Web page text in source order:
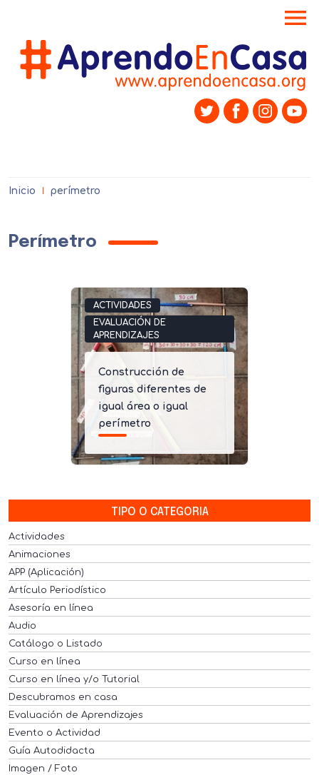
menu
Inicio perímetro
Perímetro
ACTIVIDADES
EVALUACIÓN DE
APRENDIZAJES
Construcción de
figuras diferentes de
igual área o igual
perímetro
TIPO O CATEGORIA
Actividades
Animaciones
APP (Aplicación)
Artículo Periodístico
Asesoría en línea
Audio
Catálogo o Listado
Curso en línea
Curso en línea y/o Tutorial
Descubramos en casa
Evaluación de Aprendizajes
Evento o Actividad
Guía Autodidacta
Imagen / Foto